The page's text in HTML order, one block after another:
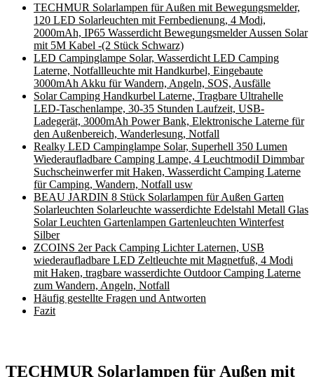
TECHMUR Solarlampen für Außen mit Bewegungsmelder,
120 LED‍ Solarleuchten mit Fernbedienung, 4 Modi,
2000mAh, IP65 Wasserdicht Bewegungsmelder Aussen ⁢Solar
mit 5M Kabel -(2 Stück Schwarz)
LED Campinglampe Solar, Wasserdicht LED Camping
Laterne, Notfallleuchte mit Handkurbel, Eingebaute‍
3000mAh Akku für Wandern, Angeln, SOS, ⁤Ausfälle
Solar Camping Handkurbel ​Laterne, Tragbare Ultrahelle
LED-Taschenlampe, 30-35 Stunden Laufzeit, USB-
Ladegerät,⁣ 3000mAh Power Bank, Elektronische Laterne für
den Außenbereich, Wanderlesung, Notfall
Realky LED Campinglampe Solar, Superhell 350 Lumen
Wiederaufladbare Camping Lampe, 4 LeuchtmodiI Dimmbar‍
Suchscheinwerfer mit Haken, Wasserdicht Camping Laterne
für Camping, Wandern, Notfall usw
BEAU JARDIN ‍8 Stück Solarlampen für Außen Garten
Solarleuchten⁣ Solarleuchte wasserdichte Edelstahl Metall‌ Glas
Solar Leuchten Gartenlampen Gartenleuchten Winterfest⁤
Silber
ZCOINS 2er Pack Camping Lichter Laternen, USB
wiederaufladbare LED Zeltleuchte mit Magnetfuß, 4 Modi
mit Haken, tragbare wasserdichte Outdoor Camping Laterne
zum Wandern, Angeln, Notfall
Häufig gestellte Fragen⁤ und Antworten
Fazit
TECHMUR Solarlampen für Außen mit